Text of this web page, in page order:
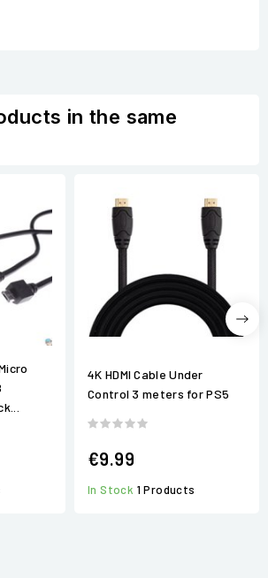
in the same
4K HDMI Cable Under
Control 3 meters for PS5
€9.99
In Stock 1 Products